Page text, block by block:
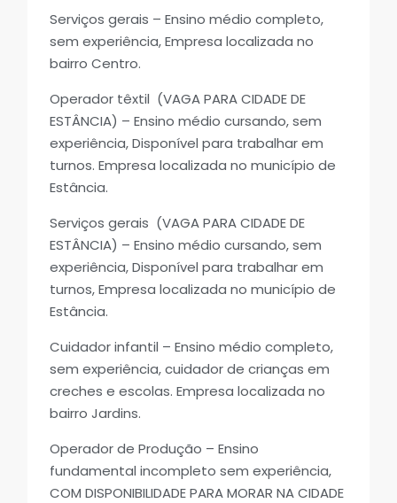
Serviços gerais – Ensino médio completo,
sem experiência, Empresa localizada no
bairro Centro.
Operador têxtil (VAGA PARA CIDADE DE
ESTÂNCIA) – Ensino médio cursando, sem
experiência, Disponível para trabalhar em
turnos. Empresa localizada no município de
Estância.
Serviços gerais (VAGA PARA CIDADE DE
ESTÂNCIA) – Ensino médio cursando, sem
experiência, Disponível para trabalhar em
turnos, Empresa localizada no município de
Estância.
Cuidador infantil – Ensino médio completo,
sem experiência, cuidador de crianças em
creches e escolas. Empresa localizada no
bairro Jardins.
Operador de Produção – Ensino
fundamental incompleto sem experiência,
COM DISPONIBILIDADE PARA MORAR NA CIDADE